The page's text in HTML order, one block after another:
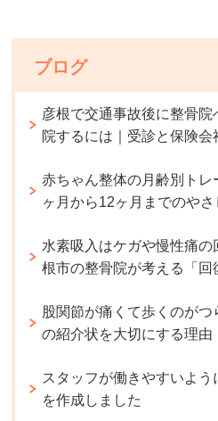
ブログ
彦根で交通事故後に整骨
院するには｜受診と保険会
赤ちゃん整体の月齢別ト
ヶ月から12ヶ月までのやさ
水素吸入はケガや慢性痛
根市の整骨院が考える「回
股関節が痛くて歩くのが
の紹介状を大切にする理由
スタッフが働きやすいよ
を作成しました